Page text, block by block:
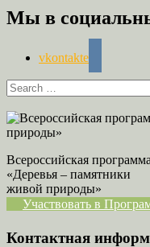
Мы в
vkontakte
Всероссийская программа
«Деревья – памятники
живой природы»
Участвовать в
Контактная